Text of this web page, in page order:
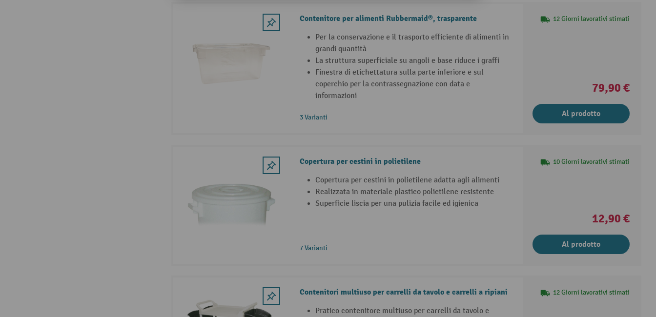
Contenitore per alimenti Rubbermaid®, trasparente
Per la conservazione e il trasporto efficiente di alimenti in
grandi quantità
La struttura superficiale su angoli e base riduce i graffi
Finestra di etichettatura sulla parte inferiore e sul
coperchio per la contrassegnazione con data e
informazioni
3 Varianti
12 Giorni lavorativi stimati
79,90 €
Al prodotto
Copertura per cestini in polietilene
Copertura per cestini in polietilene adatta agli alimenti
Realizzata in materiale plastico polietilene resistente
Superficie liscia per una pulizia facile ed igienica
7 Varianti
10 Giorni lavorativi stimati
12,90 €
Al prodotto
Contenitori multiuso per carrelli da tavolo e carrelli a ripiani
Pratico contenitore multiuso per carrelli da tavolo e
12 Giorni lavorativi stimati